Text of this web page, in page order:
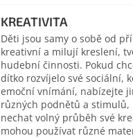
KREATIVITA
Děti jsou samy o sobě od
kreativní a milují kreslení,
hudební činnosti. Pokud
dítko rozvíjelo své sociální,
emoční vnímání, nabízejte
různých podnětů a stimulů,
nechat volný průběh své
mohou používat různé